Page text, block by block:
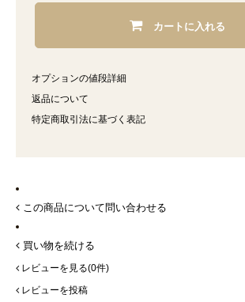
カートに入れる
オプションの値段詳細
返品について
特定商取引法に基づく表記
この商品について問い合わせる
買い物を続ける
レビューを見る(0件)
レビューを投稿